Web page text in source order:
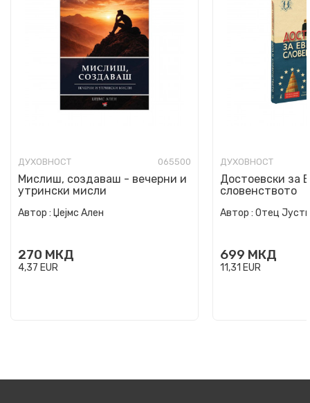
ДУХОВНОСТ 065500
Мислиш, создаваш - вечерни и
утрински мисли
Автор : Џејмс Ален
270 МКД
4,37 EUR
ДУХОВНОСТ
Достоевски за
словенството
Автор : Отец
699 МКД
11,31 EUR